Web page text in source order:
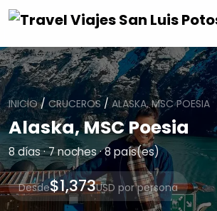
INICIO/ CRUCEROS / ALASKA, MSC POESIA
Alaska, MSC Poesia
8 días · 7 noches · 8 país(es)
Desde$1,373USD por persona